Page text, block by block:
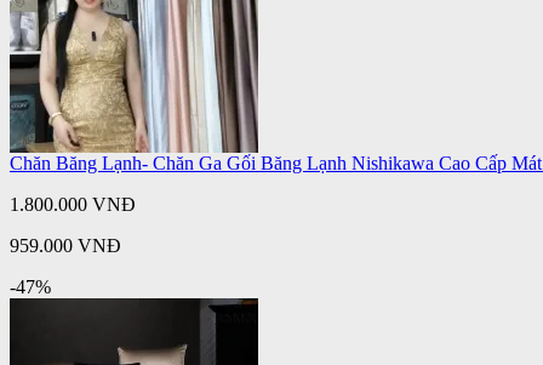
Chăn Băng Lạnh- Chăn Ga Gối Băng Lạnh Nishikawa Cao Cấp
1.800.000 VNĐ
959.000 VNĐ
-47%